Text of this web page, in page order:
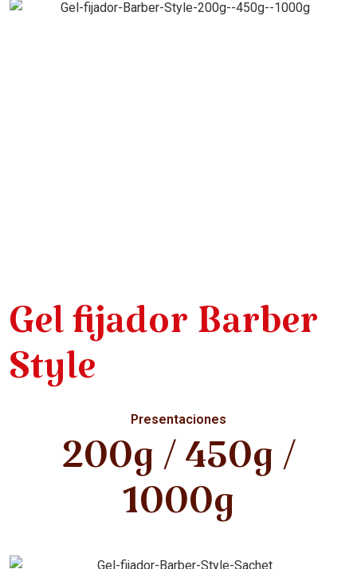
Gel fijador Barber
Style
Presentaciones
200g / 450g /
1000g